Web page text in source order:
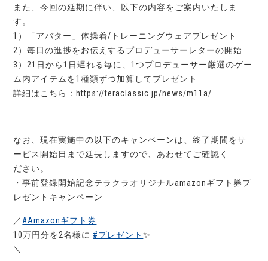
また、今回の延期に伴い、以下の内容をご案内いたしま
す。
1）「アバター」体操着/トレーニングウェアプレゼント
2）毎日の進捗をお伝えするプロデューサーレターの開始
3）21日から1日遅れる毎に、1つプロデューサー厳選のゲー
ム内アイテムを1種類ずつ加算してプレゼント
詳細はこちら：https://teraclassic.jp/news/m11a/
なお、現在実施中の以下のキャンペーンは、終了期間をサ
ービス開始日まで延長しますので、あわせてご確認く
ださい。
・事前登録開始記念テラクラオリジナルamazonギフト券プ
レゼントキャンペーン
／ #Amazonギフト券
10万円分を2名様に #プレゼント✨
＼